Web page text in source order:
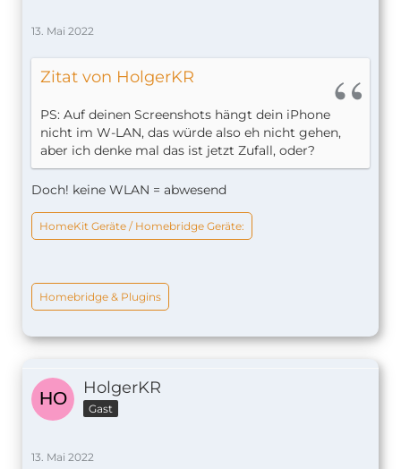
13. Mai 2022
Zitat von HolgerKR
PS: Auf deinen Screenshots hängt dein iPhone
nicht im W-LAN, das würde also eh nicht gehen,
aber ich denke mal das ist jetzt Zufall, oder?
Doch! keine WLAN = abwesend
HomeKit Geräte / Homebridge Geräte:
Homebridge & Plugins
HolgerKR
Gast
13. Mai 2022